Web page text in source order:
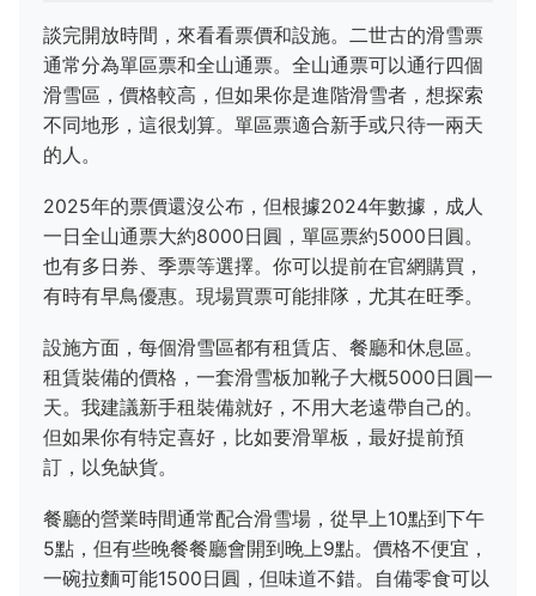
談完開放時間，來看看票價和設施。二世古的滑雪票
通常分為單區票和全山通票。全山通票可以通行四個
滑雪區，價格較高，但如果你是進階滑雪者，想探索
不同地形，這很划算。單區票適合新手或只待一兩天
的人。
2025年的票價還沒公布，但根據2024年數據，成人
一日全山通票大約8000日圓，單區票約5000日圓。
也有多日券、季票等選擇。你可以提前在官網購買，
有時有早鳥優惠。現場買票可能排隊，尤其在旺季。
設施方面，每個滑雪區都有租賃店、餐廳和休息區。
租賃裝備的價格，一套滑雪板加靴子大概5000日圓一
天。我建議新手租裝備就好，不用大老遠帶自己的。
但如果你有特定喜好，比如要滑單板，最好提前預
訂，以免缺貨。
餐廳的營業時間通常配合滑雪場，從早上10點到下午
5點，但有些晚餐餐廳會開到晚上9點。價格不便宜，
一碗拉麵可能1500日圓，但味道不錯。自備零食可以